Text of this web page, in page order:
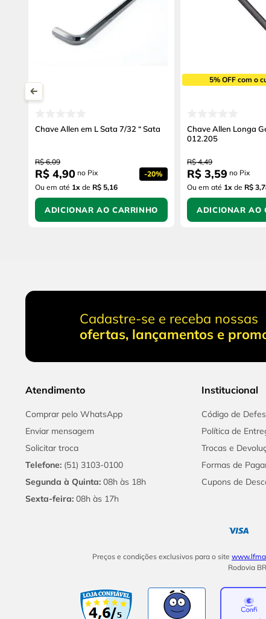
Chave Allen em L Sata 7/32 “ Sata
R$ 6,09
R$ 4,90 no Pix -20%
Ou em até 1x de R$ 5,16
ADICIONAR AO CARRINHO
5% OFF com o
Chave Allen Longa
012.205
R$ 4,49
R$ 3,59 no Pix
Ou em até 1x de R$
ADICIONAR AO
Cadastre-se e receba nossas
ofertas, lançamentos e
Atendimento
Comprar pelo WhatsApp
Enviar mensagem
Solicitar troca
Telefone: (51) 3103-0100
Segunda à Quinta: 08h às 18h
Sexta-feira: 08h às 17h
Institucional
Código de
Política de
Trocas e
Formas de
Cupons de
Preços e condições exclusivos para o site
Rodovia